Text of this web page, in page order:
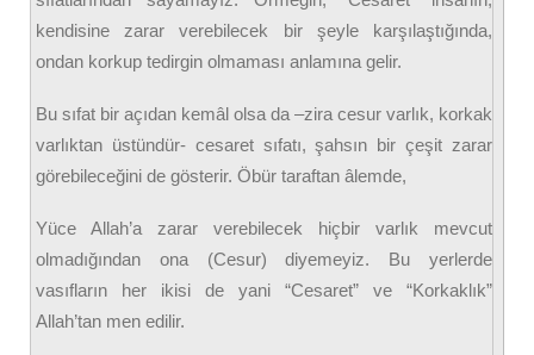
kendisine zarar verebilecek bir şeyle karşılaştığında,
ondan korkup tedirgin olmaması anlamına gelir.
Bu sıfat bir açıdan kemâl olsa da –zira cesur varlık, korkak
varlıktan üstündür- cesaret sıfatı, şahsın bir çeşit zarar
görebileceğini de gösterir. Öbür taraftan âlemde,
Yüce Allah’a zarar verebilecek hiçbir varlık mevcut
olmadığından ona (Cesur) diyemeyiz. Bu yerlerde
vasıfların her ikisi de yani “Cesaret” ve “Korkaklık”
Allah’tan men edilir.